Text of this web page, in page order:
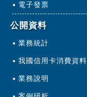
電子發票
公開資料
業務統計
我國信用卡消費資料
業務說明